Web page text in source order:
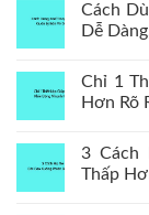
Cách
Dễ
Chỉ 1
Hơn Rõ
3 Cách
Thấp